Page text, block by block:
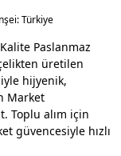
Türkiye
Kalite Paslanmaz
üretilen
hijyenik,
Market
Toplu alım için
güvencesiyle hızlı